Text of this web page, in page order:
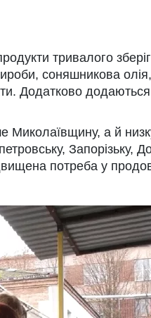
тривалого
соняшникова
Додатково
Миколаївщину, а й
Запорізьку,
потреба у